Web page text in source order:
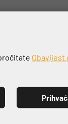
Obavijest